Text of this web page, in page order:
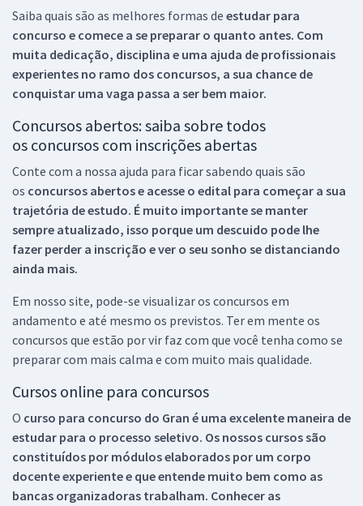
Saiba quais são as melhores formas de estudar para
concurso e comece a se preparar o quanto antes. Com
muita dedicação, disciplina e uma ajuda de profissionais
experientes no ramo dos concursos, a sua chance de
conquistar uma vaga passa a ser bem maior.
Concursos abertos: saiba sobre todos
os concursos com inscrições abertas
Conte com a nossa ajuda para ficar sabendo quais são
os concursos abertos e acesse o edital para começar a sua
trajetória de estudo. É muito importante se manter
sempre atualizado, isso porque um descuido pode lhe
fazer perder a inscrição e ver o seu sonho se distanciando
ainda mais.
Em nosso site, pode-se visualizar os concursos em
andamento e até mesmo os previstos. Ter em mente os
concursos que estão por vir faz com que você tenha como se
preparar com mais calma e com muito mais qualidade.
Cursos online para concursos
O curso para concurso do Gran é uma excelente maneira de
estudar para o processo seletivo. Os nossos cursos são
constituídos por módulos elaborados por um corpo
docente experiente e que entende muito bem como as
bancas organizadoras trabalham. Conhecer as